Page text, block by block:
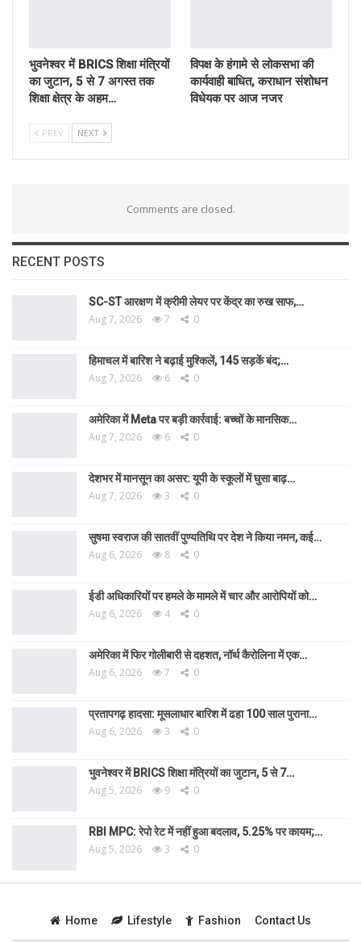
भुवनेश्वर में BRICS शिक्षा मंत्रियों
का जुटान, 5 से 7 अगस्त तक
शिक्षा क्षेत्र के अहम…
विपक्ष के हंगामे से लोकसभा की
कार्यवाही बाधित, कराधान संशोधन
विधेयक पर आज नजर
PREV NEXT
Comments are closed.
RECENT POSTS
SC-ST आरक्षण में क्रीमी लेयर पर केंद्र का रुख साफ,…
Aug 7, 2026 7 0
हिमाचल में बारिश ने बढ़ाई मुश्किलें, 145 सड़कें बंद;…
Aug 7, 2026 6 0
अमेरिका में Meta पर बड़ी कार्रवाई: बच्चों के मानसिक…
Aug 7, 2026 6 0
देशभर में मानसून का असर: यूपी के स्कूलों में घुसा बाढ़…
Aug 7, 2026 3 0
सुषमा स्वराज की सातवीं पुण्यतिथि पर देश ने किया नमन, कई…
Aug 6, 2026 8 0
ईडी अधिकारियों पर हमले के मामले में चार और आरोपियों को…
Aug 6, 2026 4 0
अमेरिका में फिर गोलीबारी से दहशत, नॉर्थ कैरोलिना में एक…
Aug 6, 2026 7 0
प्रतापगढ़ हादसा: मूसलाधार बारिश में ढहा 100 साल पुराना…
Aug 6, 2026 3 0
भुवनेश्वर में BRICS शिक्षा मंत्रियों का जुटान, 5 से 7…
Aug 5, 2026 9 0
RBI MPC: रेपो रेट में नहीं हुआ बदलाव, 5.25% पर कायम;…
Aug 5, 2026 3 0
Home Lifestyle Fashion Contact Us